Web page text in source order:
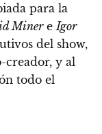
para la
Minere Igor
del show,
creador, y al
todo el